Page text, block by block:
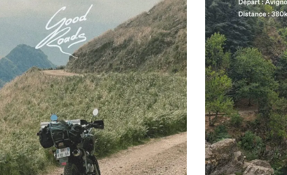
ENVOYER
les informations soient traitées
et utilisées pour me contacter par mail